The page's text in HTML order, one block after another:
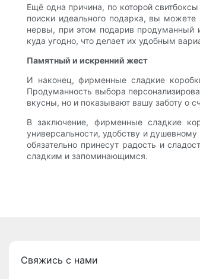
Ещё одна причина, по которой
поиски идеального подарка, вы
нервы, при этом подарив продуманный
куда угодно, что делает их удобным
Памятный и искренний жест
И наконец, фирменные сладкие
Продуманность выбора
вкусны, но и показывают вашу заботу о
В заключение, фирменные сладкие
универсальности, удобству и
обязательно принесут радость и
сладким и запоминающимся.
Свяжись с нами